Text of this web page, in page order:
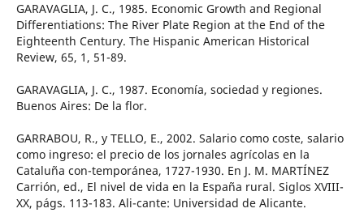
GARAVAGLIA, J. C., 1985. Economic Growth and Regional
Differentiations: The River Plate Region at the End of the
Eighteenth Century. The Hispanic American Historical
Review, 65, 1, 51-89.
GARAVAGLIA, J. C., 1987. Economía, sociedad y regiones.
Buenos Aires: De la flor.
GARRABOU, R., y TELLO, E., 2002. Salario como coste, salario
como ingreso: el precio de los jornales agrícolas en la
Cataluña con-temporánea, 1727-1930. En J. M. MARTÍNEZ
Carrión, ed., El nivel de vida en la España rural. Siglos XVIII-
XX, págs. 113-183. Ali-cante: Universidad de Alicante.